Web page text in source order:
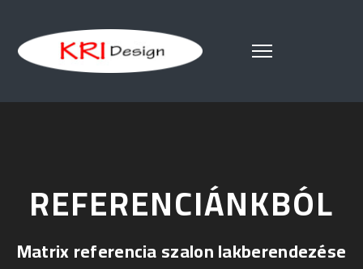
REFERENCIÁNKBÓL
Matrix referencia szalon lakberendezése